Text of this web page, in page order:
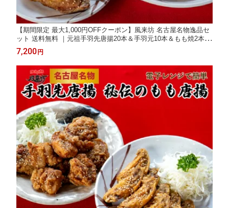
【期間限定 最大1,000円OFFクーポン】風来坊 名古屋名物逸品セ
ット 送料無料 ｜元祖手羽先唐揚20本＆手羽元10本＆もも焼2本名
古屋名物 手羽先唐揚げ プレゼント 贈答 簡単調理 土産 お土産 通
販 名古屋 2026 ギフト 楽天 父の日 お中元 御中元 残暑見舞い
7,200 円